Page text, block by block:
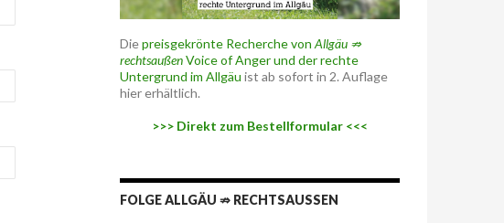
Diepreisgekrönte Recherche von Allgäu ⇏
rechtsaußenVoice of Anger und der rechte
Untergrund im Allgäu ist ab sofort in 2. Auflage
hier erhältlich.
>>> Direkt zum Bestellformular <<<
FOLGE ALLGÄU ⇏ RECHTSAUSSEN